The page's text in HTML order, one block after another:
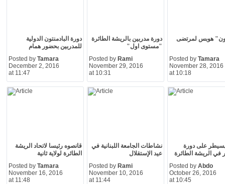
دورة البادمنتون الدولية
للمدربين بحضور همام
Posted by Tamara
December 2, 2016
at 11:47
دورة مدربين بالريشة الطائرة
"مستوى اول"
Posted by Rami
November 29, 2016
at 10:31
هوبس لمرتضى
Posted by Tamara
November 28, 2016
at 10:18
قانصوه رئيسا لاتحاد الريشة
الطائرة لولاية ثانية
Posted by Tamara
November 16, 2016
at 11:48
نشاطات الجامعة اللبنانية في
عيد الإستقلال
Posted by Rami
November 10, 2016
at 11:44
على دورة
في الريشة الطائرة
Posted by Abdo
October 26, 2016
at 10:45